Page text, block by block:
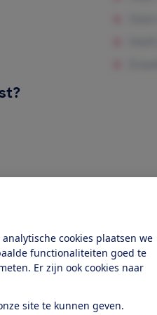
cookies plaatsen we
functionaliteiten goed te
Er zijn ook cookies naar
site te kunnen geven.